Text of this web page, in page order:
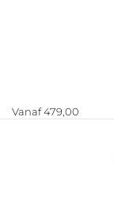
Vanaf 479,00